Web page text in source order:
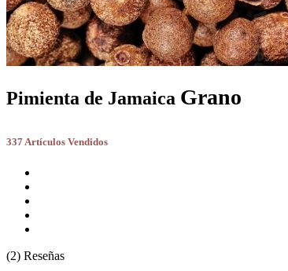
Pimienta de Jamaica Grano
337 Artículos Vendidos
(2) Reseñas